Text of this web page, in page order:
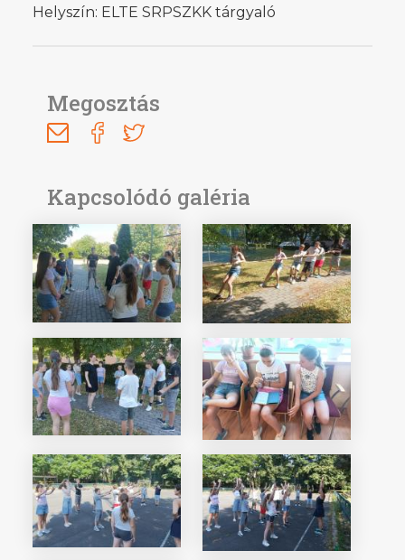
Helyszín: ELTE SRPSZKK tárgyaló
Megosztás
Kapcsolódó galéria